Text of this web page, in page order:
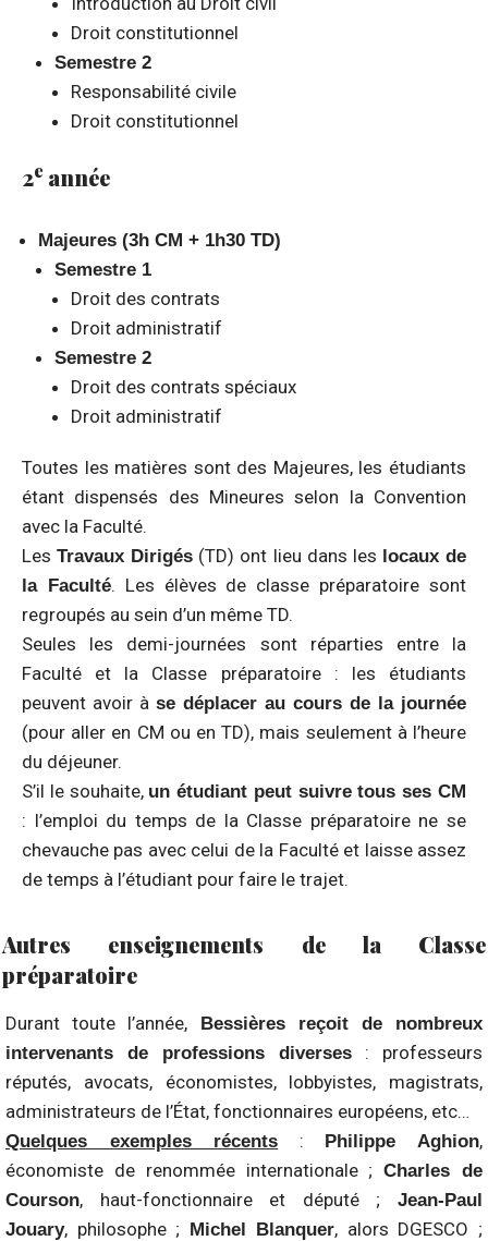
Droit constitutionnel
Semestre 2
Responsabilité civile
Droit constitutionnel
2e année
Majeures (3h CM + 1h30 TD)
Semestre 1
Droit des contrats
Droit administratif
Semestre 2
Droit des contrats spéciaux
Droit administratif
Toutes les matières sont des Majeures, les étudiants
étant dispensés des Mineures selon la Convention
avec la Faculté.
LesTravaux Dirigés (TD) ont lieu dans les locaux de
la Faculté. Les élèves de classe préparatoire sont
regroupés au sein d’un même TD.
Seules les demi-journées sont réparties entre la
Faculté et la Classe préparatoire : les étudiants
peuvent avoir à se déplacer au cours de la journée
(pour aller en CM ou en TD), mais seulement à l’heure
du déjeuner.
S’il le souhaite, un étudiant peut suivre tous ses CM
: l’emploi du temps de la Classe préparatoire ne se
chevauche pas avec celui de la Faculté et laisse assez
de temps à l’étudiant pour faire le trajet.
Autres enseignements de la Classe
préparatoire
Durant toute l’année,
Bessières reçoit de nombreux
intervenants de professions diverses : professeurs
réputés, avocats, économistes, lobbyistes, magistrats,
administrateurs de l’État, fonctionnaires européens, etc…
Quelques exemples récents : Philippe Aghion,
économiste de renommée internationale ;Charles de
Courson, haut-fonctionnaire et député ; Jean-Paul
Jouary, philosophe ; Michel Blanquer, alors DGESCO ;